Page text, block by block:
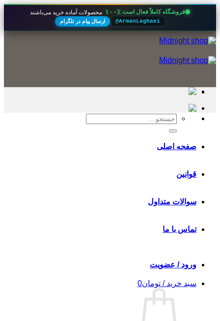
فروشگاه کاملاً فعال است ۱۰۰٪ محصولات آماده خرید می‌باشند
@ArmanLaghaei ارسال پیام در تلگرام
Skip
to
جستجو
صفحه اصلی
قوانین
سوالات متداول
تماس با ما
ورود / عضویت
سبد خرید / تومان0